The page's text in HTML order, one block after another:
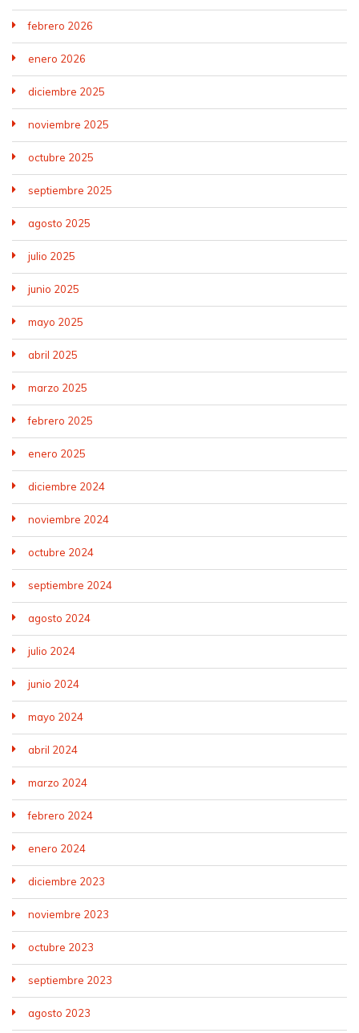
febrero 2026
enero 2026
diciembre 2025
noviembre 2025
octubre 2025
septiembre 2025
agosto 2025
julio 2025
junio 2025
mayo 2025
abril 2025
marzo 2025
febrero 2025
enero 2025
diciembre 2024
noviembre 2024
octubre 2024
septiembre 2024
agosto 2024
julio 2024
junio 2024
mayo 2024
abril 2024
marzo 2024
febrero 2024
enero 2024
diciembre 2023
noviembre 2023
octubre 2023
septiembre 2023
agosto 2023